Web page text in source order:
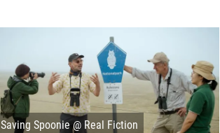
Saving Spoonie @ Real Fiction